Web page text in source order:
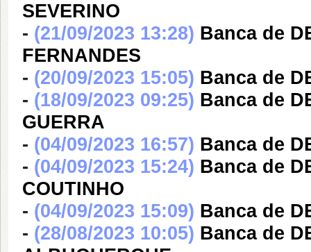
SEVERINO
- (21/09/2023 13:28) Banca de
FERNANDES
- (20/09/2023 15:05) Banca de
- (18/09/2023 09:25) Banca de
GUERRA
- (04/09/2023 16:57) Banca de
- (04/09/2023 15:24) Banca de
COUTINHO
- (04/09/2023 15:09) Banca de
- (28/08/2023 10:05) Banca de